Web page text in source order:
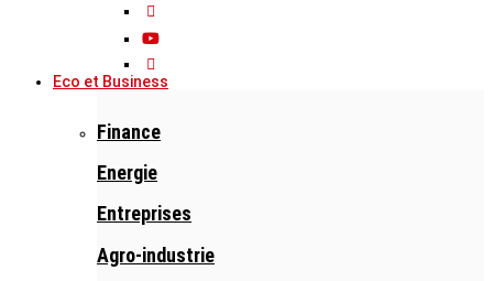
Eco et Business
Finance
Energie
Entreprises
Agro-industrie